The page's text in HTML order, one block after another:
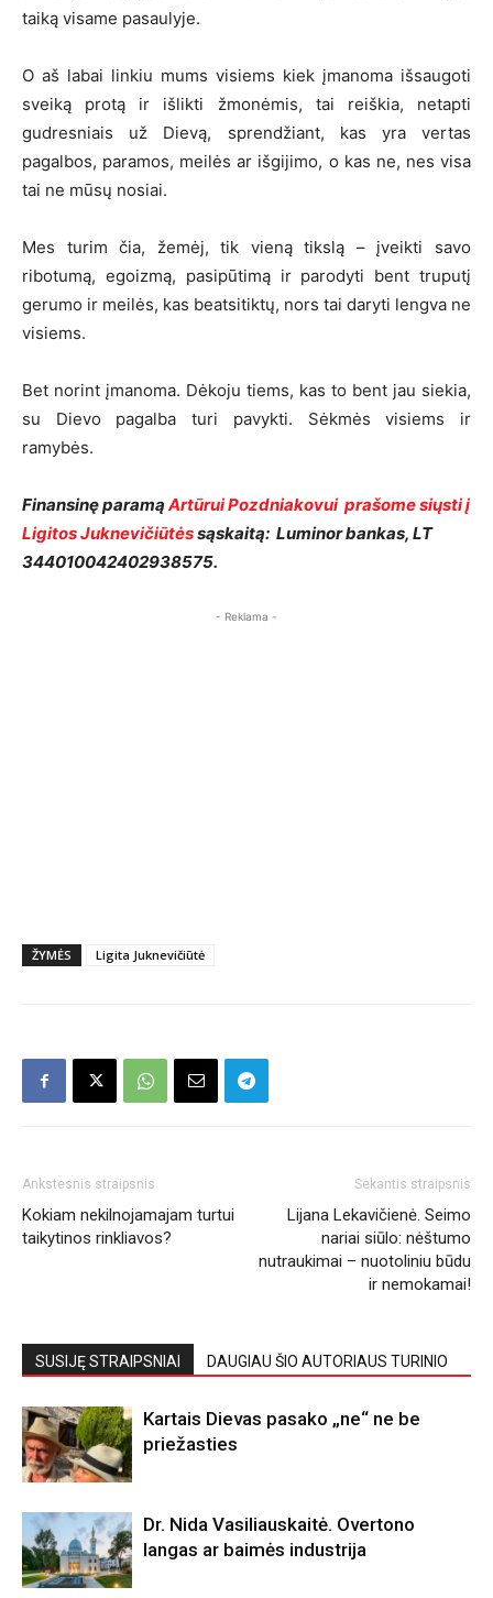
taiką visame pasaulyje.
O aš labai linkiu mums visiems kiek įmanoma išsaugoti
sveiką protą ir išlikti žmonėmis, tai reiškia, netapti
gudresniais už Dievą, sprendžiant, kas yra vertas
pagalbos, paramos, meilės ar išgijimo, o kas ne, nes visa
tai ne mūsų nosiai.
Mes turim čia, žemėj, tik vieną tikslą – įveikti savo
ribotumą, egoizmą, pasipūtimą ir parodyti bent truputį
gerumo ir meilės, kas beatsitiktų, nors tai daryti lengva ne
visiems.
Bet norint įmanoma. Dėkoju tiems, kas to bent jau siekia,
su Dievo pagalba turi pavykti. Sėkmės visiems ir
ramybės.
Finansinę paramąArtūrui Pozdniakovui prašome siųsti į
Ligitos Juknevičiūtėssąskaitą: Luminor bankas, LT
344010042402938575.
- Reklama -
ŽYMĖS Ligita Juknevičiūtė
Ankstesnis straipsnis
Kokiam nekilnojamajam turtui
taikytinos rinkliavos?
Sekantis straipsnis
Lijana Lekavičienė. Seimo
nariai siūlo: nėštumo
nutraukimai – nuotoliniu būdu
ir nemokamai!
SUSIJĘ STRAIPSNIAI DAUGIAU ŠIO AUTORIAUS TURINIO
Kartais Dievas pasako „ne“ ne be
priežasties
Dr. Nida Vasiliauskaitė. Overtono
langas ar baimės industrija